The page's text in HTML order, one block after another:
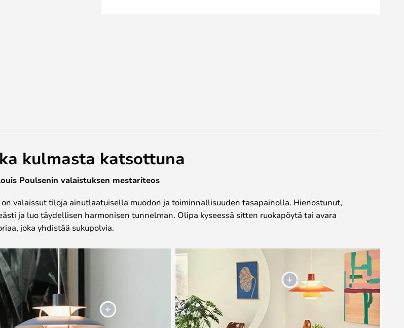
kulmasta katsottuna
Poulsenin valaistuksen mestariteos
valaissut tiloja ainutlaatuisella muodon ja toiminnallisuuden tasapainolla. Hienostunut,
ja luo täydellisen harmonisen tunnelman. Olipa kyseessä sitten ruokapöytä tai avara
joka yhdistää sukupolvia.